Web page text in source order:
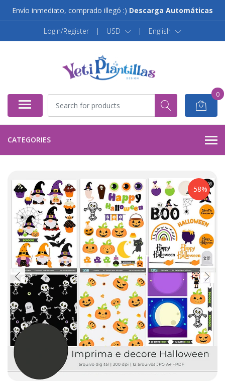
Envío inmediato, comprado illegó :) Descarga Automáticas
Login/Register | USD | English
0
CATEGORIES
-58%